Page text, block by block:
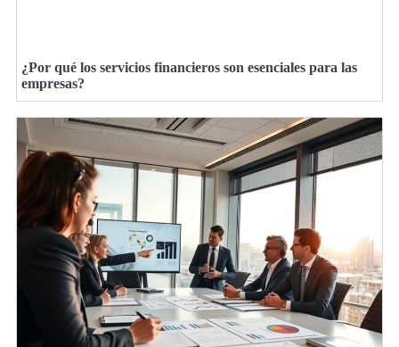
¿Por qué los servicios financieros son esenciales para las
empresas?